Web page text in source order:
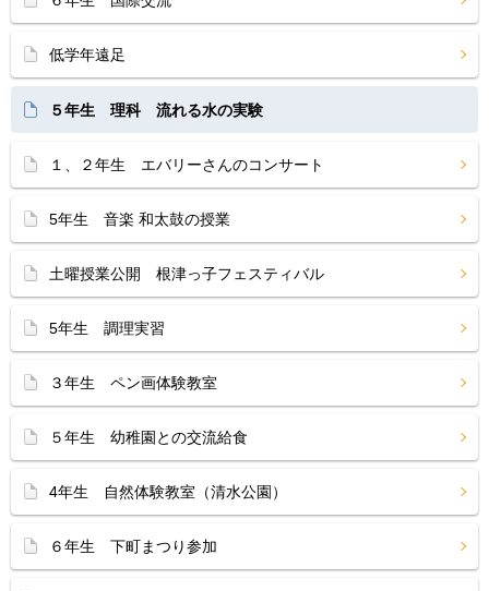
低学年遠足
５年生 理科 流れる水の実験
１、２年生 エバリーさんのコンサート
5年生 音楽 和太鼓の授業
土曜授業公開 根津っ子フェスティバル
5年生 調理実習
３年生 ペン画体験教室
５年生 幼稚園との交流給食
4年生 自然体験教室（清水公園）
６年生 下町まつり参加